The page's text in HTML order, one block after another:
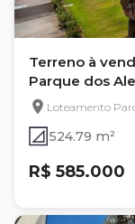
Terreno à
Parque dos
Loteamento
524.79 m²
R$ 585.000